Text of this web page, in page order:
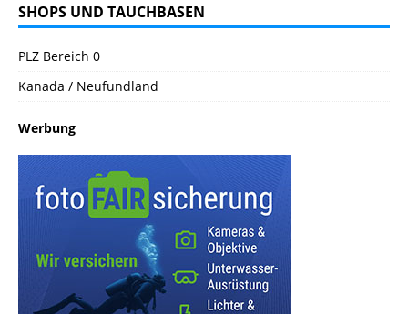
SHOPS UND TAUCHBASEN
PLZ Bereich 0
Kanada / Neufundland
Werbung